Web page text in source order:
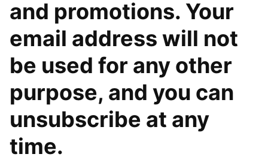
and promotions. Your
email address will not
be used for any other
purpose, and you can
unsubscribe at any
time.